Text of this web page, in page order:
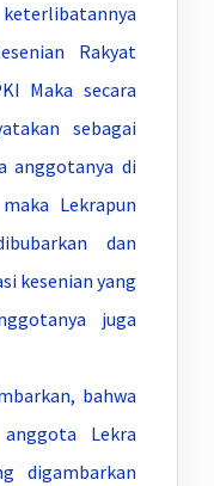
Rakyat
Maka secara
sebagai
anggotanya di
Lekrapun
dan
kesenian yang
juga
bahwa
Lekra
digambarkan